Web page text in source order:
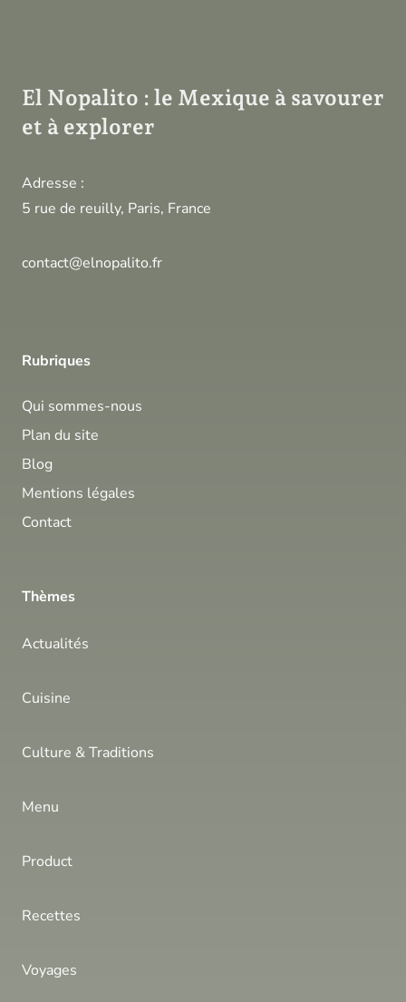
El Nopalito : le Mexique à savourer
et à explorer
Adresse :
5 rue de reuilly, Paris, France
contact@elnopalito.fr
Rubriques
Qui sommes-nous
Plan du site
Blog
Mentions légales
Contact
Thèmes
Actualités
Cuisine
Culture & Traditions
Menu
Product
Recettes
Voyages